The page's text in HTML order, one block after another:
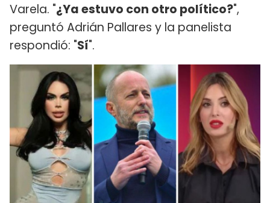
Varela. "¿Ya estuvo con otro político?",
preguntó Adrián Pallares y la panelista
respondió: "Sí".